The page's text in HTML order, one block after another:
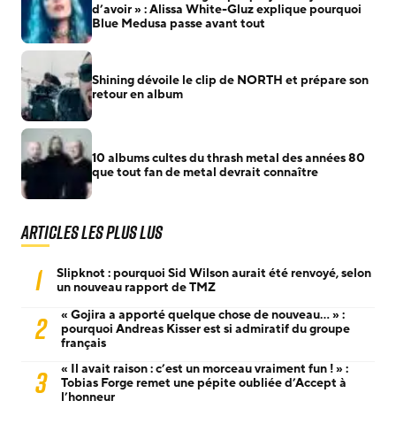
d’avoir » : Alissa White-Gluz explique pourquoi
Blue Medusa passe avant tout
Shining dévoile le clip de NORTH et prépare son
retour en album
10 albums cultes du thrash metal des années 80
que tout fan de metal devrait connaître
Articles les plus lus
1
Slipknot : pourquoi Sid Wilson aurait été renvoyé, selon
un nouveau rapport de TMZ
2
« Gojira a apporté quelque chose de nouveau… » :
pourquoi Andreas Kisser est si admiratif du groupe
français
3
« Il avait raison : c’est un morceau vraiment fun ! » :
Tobias Forge remet une pépite oubliée d’Accept à
l’honneur